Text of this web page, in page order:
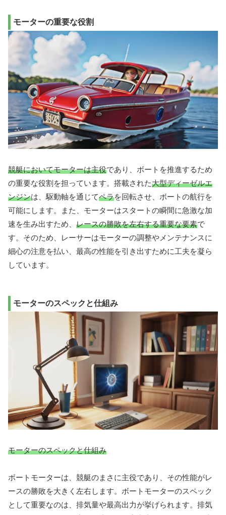
モーターの重要な役割
競艇においてモーターは主役であり、ボートを推進するため
の重要な役割を担っています。搭載された大型ディーゼルエ
ンジンは、駆動軸を通じてペラを回転させ、ボートの航行を
可能にします。また、モーターはスタートの瞬間に急激な加
速を生み出すため、 レースの勝敗を左右する重要な要素で
す。そのため、レーサーはモーターの調整やメンテナンスに
細心の注意を払い、最高の性能を引き出すために工夫を凝ら
しています。
モーターのスペックと仕組み
モーターのスペックと仕組み
ボートモーターは、競艇のまさに主役であり、その性能がレ
ースの勝敗を大きく左右します。ボートモーターのスペック
として重要なのは、排気量や最高出力が挙げられます。排気